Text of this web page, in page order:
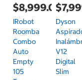
$8,999.00
IRobot
Roomba
Combo
Auto
Empty
105
Dyson
V12
Digital
Slim